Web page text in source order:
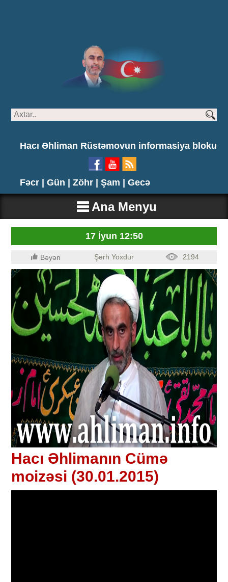
Hacı Əhliman Rüstəmovun informasiya bloku
Fəcr | Gün | Zöhr | Şam | Gecə
Ana Menyu
17 İyun 12:50
Bəyən Şərh Yoxdur 2194
Hacı Əhlimanın Cümə
moizəsi (30.01.2015)